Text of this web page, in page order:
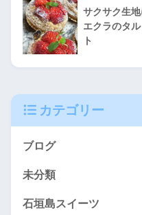
サクサク生
エクラのタ
ト
カテゴリー
ブログ
未分類
石垣島スイーツ